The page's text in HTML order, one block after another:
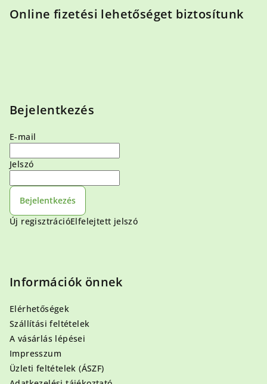
Online fizetési lehetőséget biztosítunk
Bejelentkezés
E-mail
Jelszó
Bejelentkezés
Új regisztrációElfelejtett jelszó
Információk önnek
Elérhetőségek
Szállítási feltételek
A vásárlás lépései
Impresszum
Üzleti feltételek (ÁSZF)